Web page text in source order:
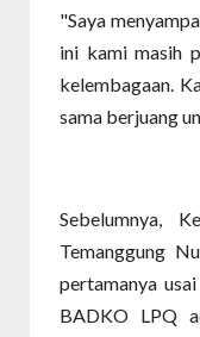
"Saya
ini kami masih
kelembagaan.
sama berjuang
Sebelumnya,
Temanggung
pertamanya
BADKO LPQ